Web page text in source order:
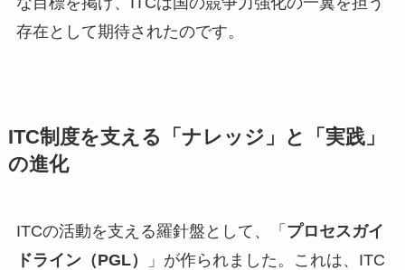
存在として期待されたのです。
ITC制度を支える「ナレッジ」と「実践」
の進化
ITCの活動を支える羅針盤として、「 プロセスガイ
ドライン（PGL）
」が作られました。これは、ITC